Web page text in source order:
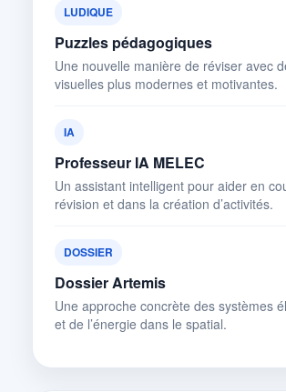
LUDIQUE
Puzzles pédagogiques
Une nouvelle manière de réviser avec
visuelles plus modernes et motivantes.
IA
Professeur IA MELEC
Un assistant intelligent pour aider en
révision et dans la création d’activités.
DOSSIER
Dossier Artemis
Une approche concrète des systèmes
et de l’énergie dans le spatial.